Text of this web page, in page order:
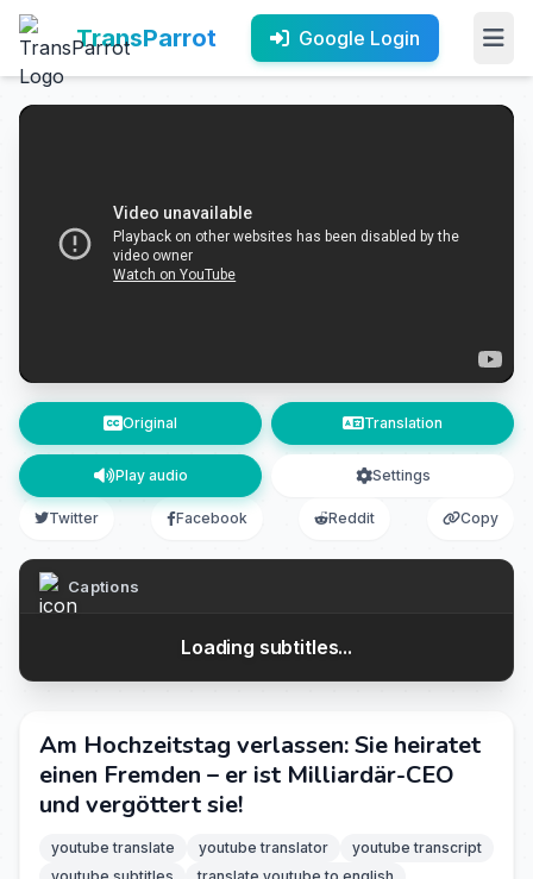
TransParrot Google Login
Original Translation
Play audio Settings
Twitter Facebook Reddit Copy
Captions
Loading subtitles...
Am Hochzeitstag verlassen: Sie heiratet
einen Fremden – er ist Milliardär-CEO
und vergöttert sie!
youtube translate youtube translator
youtube transcript